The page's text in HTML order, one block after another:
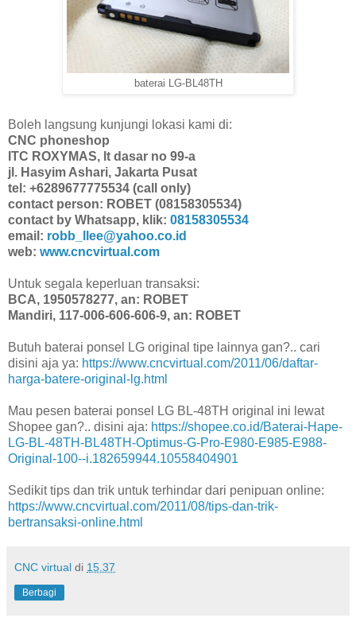
baterai LG-BL48TH
Boleh langsung kunjungi lokasi kami di:
CNC phoneshop
ITC ROXYMAS, lt dasar no 99-a
jl. Hasyim Ashari, Jakarta Pusat
tel: +6289677775534 (call only)
contact person: ROBET (08158305534)
contact by Whatsapp, klik: 08158305534
email: robb_llee@yahoo.co.id
web: www.cncvirtual.com
Untuk segala keperluan transaksi:
BCA, 1950578277, an: ROBET
Mandiri, 117-006-606-606-9, an: ROBET
Butuh baterai ponsel LG original tipe lainnya gan?.. cari
disini aja ya: https://www.cncvirtual.com/2011/06/daftar-
harga-batere-original-lg.html
Mau pesen baterai ponsel LG BL-48TH original ini lewat
Shopee gan?.. disini aja: https://shopee.co.id/Baterai-Hape-
LG-BL-48TH-BL48TH-Optimus-G-Pro-E980-E985-E988-
Original-100--i.182659944.10558404901
Sedikit tips dan trik untuk terhindar dari penipuan online:
https://www.cncvirtual.com/2011/08/tips-dan-trik-
bertransaksi-online.html
CNC virtual di 15.37
Berbagi